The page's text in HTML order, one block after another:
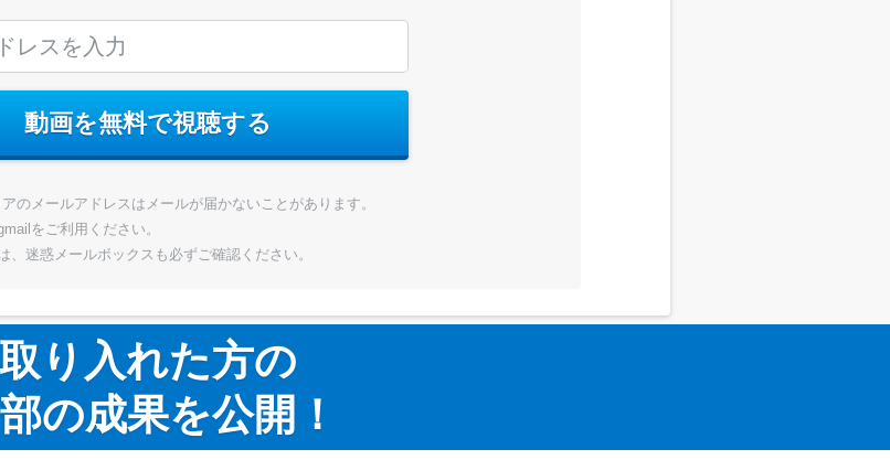
動画を無料で視聴する
のメールアドレスはメールが届かないことがあります。
をご利用ください。
迷惑メールボックスも必ずご確認ください。
取り入れた方の
の成果を公開！